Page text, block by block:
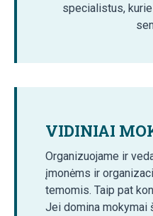
specialistus,
VIDINIAI
Organizuojame ir
įmonėms ir
temomis. Taip pat
Jei domina mokymai